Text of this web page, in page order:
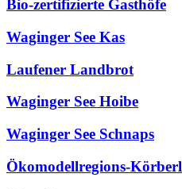
Bio-zertifizierte Gasthöfe
Waginger See Kas
Laufener Landbrot
Waginger See Hoibe
Waginger See Schnaps
Ökomodellregions-Körberl